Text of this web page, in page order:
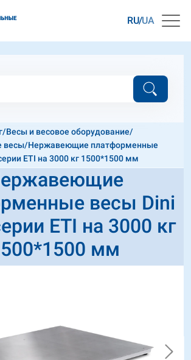
RU UA
/Весы и весовое оборудование/
весы/Нержавеющие платформенные
ETI на 3000 кг 1500*1500 мм
весы Dini
ETI на 3000 кг
мм